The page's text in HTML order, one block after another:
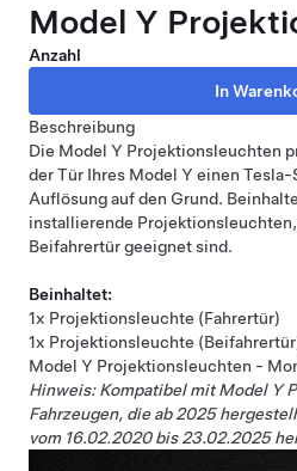
Model Y
Anzahl
Beschreibung
Die Model Y Projektionsleuchten
der Tür Ihres Model Y einen
Auflösung auf den Grund.
installierende
Beifahrertür geeignet sind.
Beinhaltet:
1x Projektionsleuchte (Fahrertür)
1x Projektionsleuchte
Model Y Projektionsleuchten -
Hinweis: Kompatibel mit Model Y
Fahrzeugen, die ab 2025
vom 16.02.2020 bis 23.02.2025